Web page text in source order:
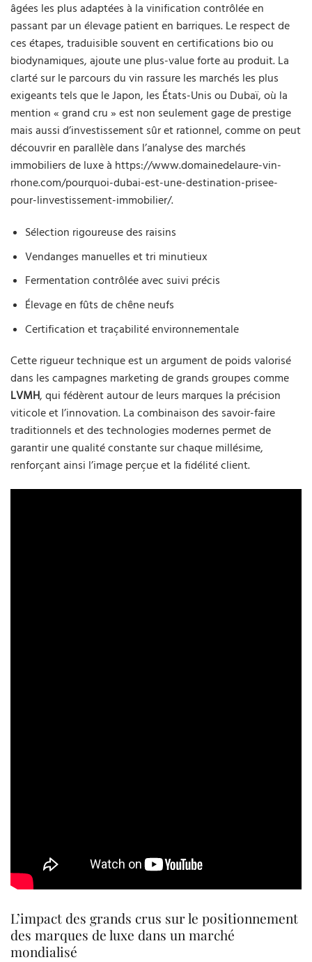
âgées les plus adaptées à la vinification contrôlée en
passant par un élevage patient en barriques. Le respect de
ces étapes, traduisible souvent en certifications bio ou
biodynamiques, ajoute une plus-value forte au produit. La
clarté sur le parcours du vin rassure les marchés les plus
exigeants tels que le Japon, les États-Unis ou Dubaï, où la
mention « grand cru » est non seulement gage de prestige
mais aussi d’investissement sûr et rationnel, comme on peut
découvrir en parallèle dans l’analyse des marchés
immobiliers de luxe à https://www.domainedelaure-vin-
rhone.com/pourquoi-dubai-est-une-destination-prisee-
pour-linvestissement-immobilier/.
Sélection rigoureuse des raisins
Vendanges manuelles et tri minutieux
Fermentation contrôlée avec suivi précis
Élevage en fûts de chêne neufs
Certification et traçabilité environnementale
Cette rigueur technique est un argument de poids valorisé
dans les campagnes marketing de grands groupes comme
LVMH, qui fédèrent autour de leurs marques la précision
viticole et l’innovation. La combinaison des savoir-faire
traditionnels et des technologies modernes permet de
garantir une qualité constante sur chaque millésime,
renforçant ainsi l’image perçue et la fidélité client.
L’impact des grands crus sur le positionnement
des marques de luxe dans un marché
mondialisé